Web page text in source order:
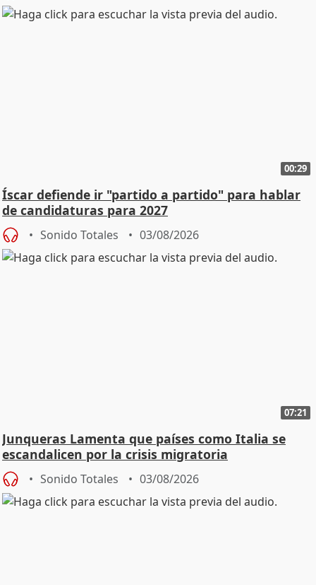
00:29
Íscar defiende ir "partido a partido" para hablar
de candidaturas para 2027
Sonido Totales 03/08/2026
07:21
Junqueras Lamenta que países como Italia se
escandalicen por la crisis migratoria
Sonido Totales 03/08/2026